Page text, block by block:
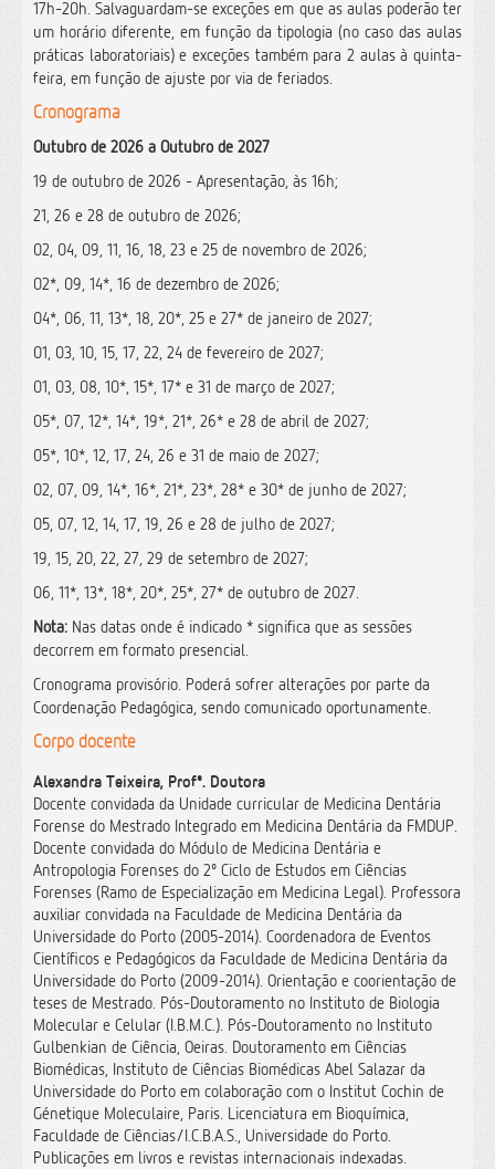
17h-20h. Salvaguardam-se exceções em que as aulas poderão ter
um horário diferente, em função da tipologia (no caso das aulas
práticas laboratoriais) e exceções também para 2 aulas à quinta-
feira, em função de ajuste por via de feriados.
Cronograma
Outubro de 2026 a Outubro de 2027
19 de outubro de 2026 - Apresentação, às 16h;
21, 26 e 28 de outubro de 2026;
02, 04, 09, 11, 16, 18, 23 e 25 de novembro de 2026;
02*, 09, 14*, 16 de dezembro de 2026;
04*, 06, 11, 13*, 18, 20*, 25 e 27* de janeiro de 2027;
01, 03, 10, 15, 17, 22, 24 de fevereiro de 2027;
01, 03, 08, 10*, 15*, 17* e 31 de março de 2027;
05*, 07, 12*, 14*, 19*, 21*, 26* e 28 de abril de 2027;
05*, 10*, 12, 17, 24, 26 e 31 de maio de 2027;
02, 07, 09, 14*, 16*, 21*, 23*, 28* e 30* de junho de 2027;
05, 07, 12, 14, 17, 19, 26 e 28 de julho de 2027;
19, 15, 20, 22, 27, 29 de setembro de 2027;
06, 11*, 13*, 18*, 20*, 25*, 27* de outubro de 2027.
Nota: Nas datas onde é indicado * significa que as sessões
decorrem em formato presencial.
Cronograma provisório. Poderá sofrer alterações por parte da
Coordenação Pedagógica, sendo comunicado oportunamente.
Corpo docente
Alexandra Teixeira, Profª. Doutora
Docente convidada da Unidade curricular de Medicina Dentária
Forense do Mestrado Integrado em Medicina Dentária da FMDUP.
Docente convidada do Módulo de Medicina Dentária e
Antropologia Forenses do 2º Ciclo de Estudos em Ciências
Forenses (Ramo de Especialização em Medicina Legal). Professora
auxiliar convidada na Faculdade de Medicina Dentária da
Universidade do Porto (2005-2014). Coordenadora de Eventos
Científicos e Pedagógicos da Faculdade de Medicina Dentária da
Universidade do Porto (2009-2014). Orientação e coorientação de
teses de Mestrado. Pós-Doutoramento no Instituto de Biologia
Molecular e Celular (I.B.M.C.). Pós-Doutoramento no Instituto
Gulbenkian de Ciência, Oeiras. Doutoramento em Ciências
Biomédicas, Instituto de Ciências Biomédicas Abel Salazar da
Universidade do Porto em colaboração com o Institut Cochin de
Génetique Moleculaire, Paris. Licenciatura em Bioquímica,
Faculdade de Ciências/I.C.B.A.S., Universidade do Porto.
Publicações em livros e revistas internacionais indexadas.